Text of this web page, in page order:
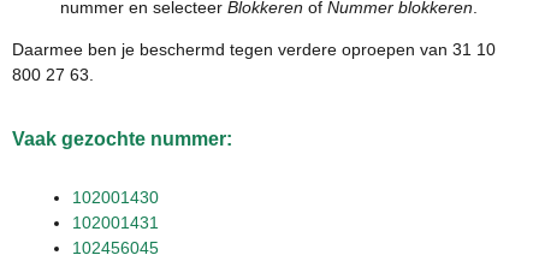
nummer en selecteer Blokkeren of Nummer blokkeren
Daarmee ben je beschermd tegen verdere oproepen van 31 10
800 27 63.
Vaak gezochte nummer:
102001430
102001431
102456045